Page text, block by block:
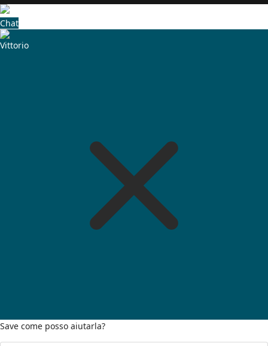
Chat
Vittorio
Save come posso aiutarla?